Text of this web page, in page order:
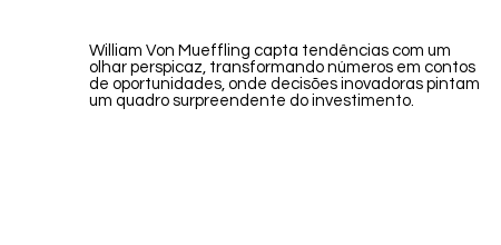
William Von Mueffling capta tendências com um
olhar perspicaz, transformando números em contos
de oportunidades, onde decisões inovadoras pintam
um quadro surpreendente do investimento.